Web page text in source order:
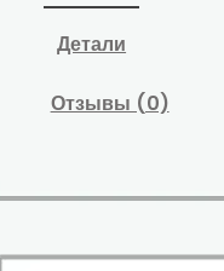
Детали
Отзывы (0)
УСК1 (СКП) г/п 0,8 т